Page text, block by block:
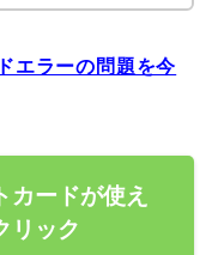
エラーの問題を今
カードが使え
リック